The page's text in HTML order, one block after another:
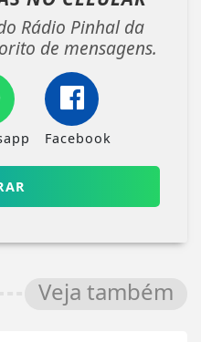
Rádio Pinhal da
de mensagens.
Facebook
Veja também